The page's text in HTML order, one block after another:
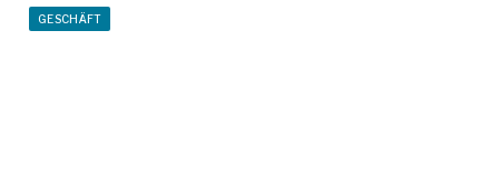
GESCHÄFT